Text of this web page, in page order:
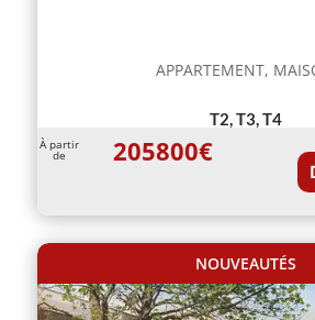
APPARTEMENT,
T2, T3, T4
À partir
de 205800€
NOUVEAUTÉS